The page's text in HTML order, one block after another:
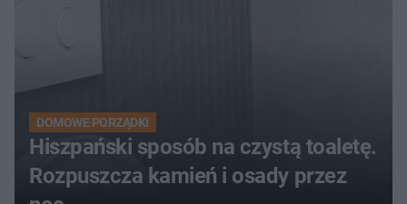
DOMOWE PORZĄDKI
Hiszpański sposób na czystą toaletę.
Rozpuszcza kamień i osady przez